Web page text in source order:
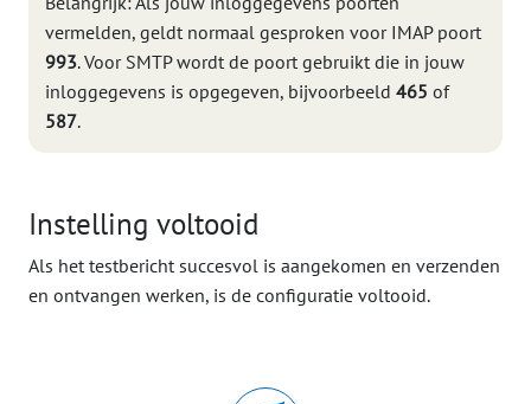
vermelden, geldt normaal gesproken voor IMAP poort
993. Voor SMTP wordt de poort gebruikt die in jouw
inloggegevens is opgegeven, bijvoorbeeld 465 of
587.
Instelling voltooid
Als het testbericht succesvol is aangekomen en verzenden
en ontvangen werken, is de configuratie voltooid.